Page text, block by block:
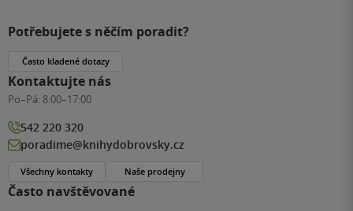
Často navštěvované
Potřebujete s něčím poradit?
Často kladené dotazy
Kontaktujte nás
Po–Pá: 8:00–17:00
542 220 320
poradime@knihydobrovsky.cz
Všechny kontakty Naše prodejny